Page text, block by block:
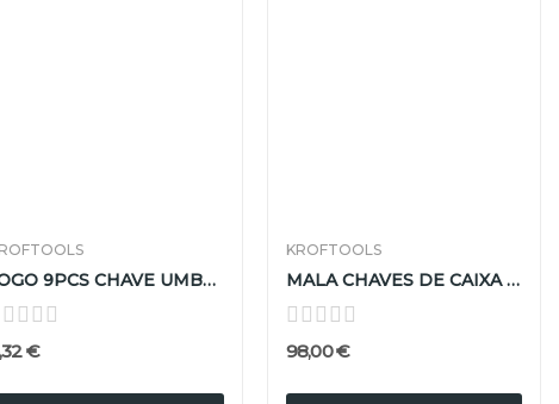
JOGO 9PCS CHAVE UMBRAKO HEXAG LON ESF
€
KROFTOOLS
MALA CHAVES DE CAIXA 1/4, 3/8 , 1/2 ( 219 UNID. )
98,00 €